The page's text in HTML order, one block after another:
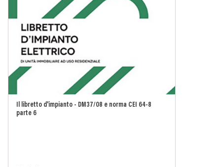
Il libretto d'impianto - DM37/08 e norma CEI 64-8
parte 6